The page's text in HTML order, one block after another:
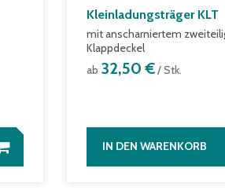
Kleinladungsträger KLT
mit anscharniertem
Klappdeckel
ab 32,50 €/ Stk.
IN DEN WARENKORB